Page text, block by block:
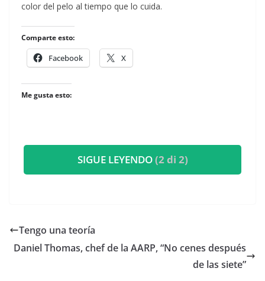
color del pelo al tiempo que lo cuida.
Comparte esto:
Facebook X
Me gusta esto:
SIGUE LEYENDO(2 di 2)
​Tengo una teoría
Daniel Thomas, chef de la AARP, “No cenes después
de las siete”